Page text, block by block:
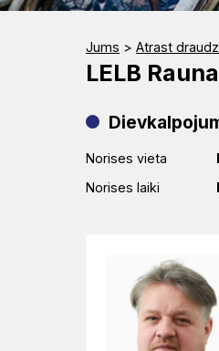
Jums >Atrast
LELB
Norises vieta
Norises laiki